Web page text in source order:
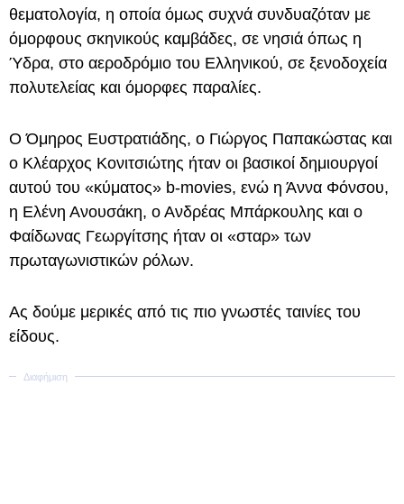
θεματολογία, η οποία όμως συχνά συνδυαζόταν με
όμορφους σκηνικούς καμβάδες, σε νησιά όπως η
Ύδρα, στο αεροδρόμιο του Ελληνικού, σε ξενοδοχεία
πολυτελείας και όμορφες παραλίες.
Ο Όμηρος Ευστρατιάδης, ο Γιώργος Παπακώστας και
ο Κλέαρχος Κονιτσιώτης ήταν οι βασικοί δημιουργοί
αυτού του «κύματος» b-movies, ενώ η Άννα Φόνσου,
η Ελένη Ανουσάκη, ο Ανδρέας Μπάρκουλης και ο
Φαίδωνας Γεωργίτσης ήταν οι «σταρ» των
πρωταγωνιστικών ρόλων.
Ας δούμε μερικές από τις πιο γνωστές ταινίες του
είδους.